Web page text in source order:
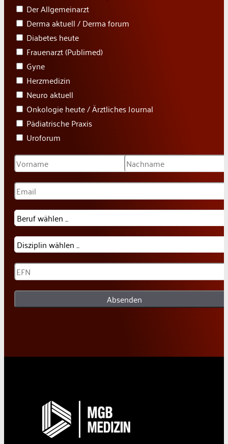
Der Allgemeinarzt
Derma aktuell / Derma forum
Diabetes heute
Frauenarzt (Publimed)
Gyne
Herzmedizin
Neuro aktuell
Onkologie heute / Ärztliches Journal
Pädiatrische Praxis
Uroforum
Absenden